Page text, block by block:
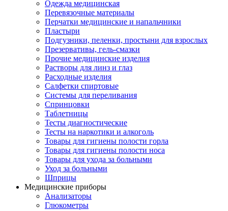
Одежда медицинская
Перевязочные материалы
Перчатки медицинские и напальчники
Пластыри
Подгузники, пеленки, простыни для взрослых
Презервативы, гель-смазки
Прочие медицинские изделия
Растворы для линз и глаз
Расходные изделия
Салфетки спиртовые
Системы для переливания
Спринцовки
Таблетницы
Тесты диагностические
Тесты на наркотики и алкоголь
Товары для гигиены полости горла
Товары для гигиены полости носа
Товары для ухода за больными
Уход за больными
Шприцы
Медицинские приборы
Анализаторы
Глюкометры